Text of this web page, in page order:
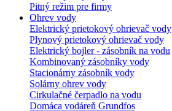
Pitný režim pre firmy
Ohrev vody
Elektrický prietokový ohrievač vody
Plynový prietokový ohrievač vody
Elektrický bojler - zásobník na vodu
Kombinovaný zásobníky vody
Stacionárny zásobník vody
Solárny ohrev vody
Cirkulačné čerpadlo na vodu
Domáca vodáreň Grundfos